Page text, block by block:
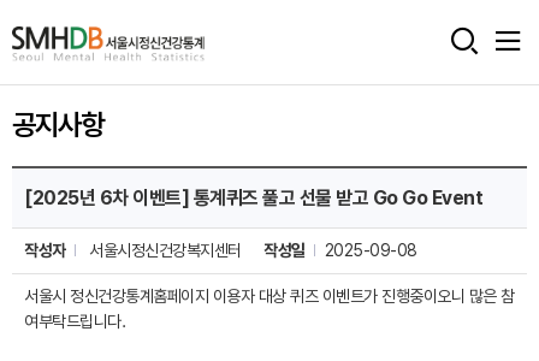
서
울
시
정
신
건
강
공지사항
사
항]
상
[2025년 6차 이벤트] 통계퀴즈 풀고 선물 받고 Go Go Event
작성자 서울시정신건강복지센터 작성일 2025-09-08
서울시 정신건강통계홈페이지 이용자 대상 퀴즈 이벤트가 진행중이오니 많은 참
여부탁드립니다.